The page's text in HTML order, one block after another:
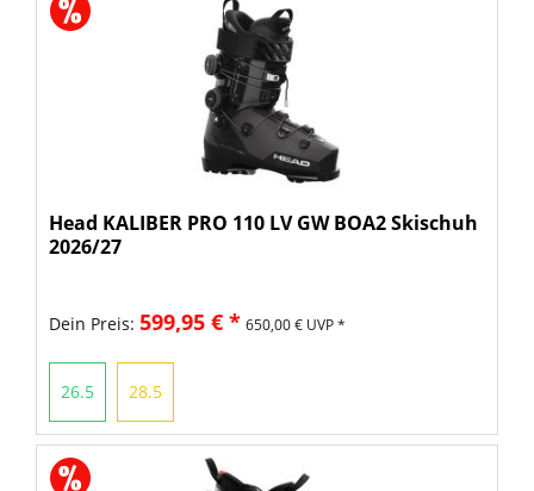
Head KALIBER PRO 110 LV GW BOA2 Skischuh
2026/27
Dein Preis: 599,95 € * 650,00 € UVP *
26.5 28.5